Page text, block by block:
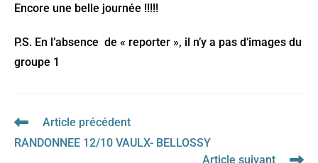
Encore une belle journée !!!!!
P.S. En l’absence de « reporter », il n’y a pas d’images du
groupe 1
Read
articles
Article précédent
RANDONNEE 12/10 VAULX- BELLOSSY
Article suivant